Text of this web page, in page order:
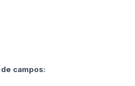
campos: